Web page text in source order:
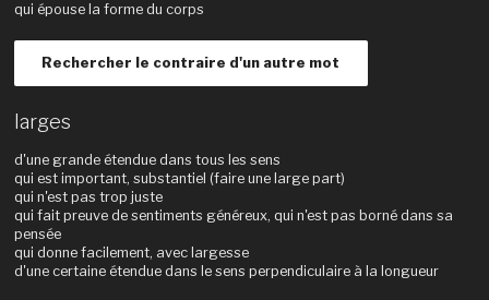
qui épouse la forme du corps
Rechercher le contraire d'un autre mot
larges
d'une grande étendue dans tous les sens
qui est important, substantiel (faire une large part)
qui n'est pas trop juste
qui fait preuve de sentiments généreux, qui n'est pas borné dans sa
pensée
qui donne facilement, avec largesse
d'une certaine étendue dans le sens perpendiculaire à la longueur